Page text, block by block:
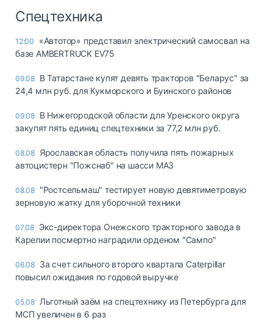
Спецтехника
12:00
«Автотор» представил электрический самосвал на
базе AMBERTRUCK EV75
09.08 В Татарстане купят девять тракторов "Беларус" за
24,4 млн руб. для Кукморского и Буинского районов
09.08 В Нижегородской области для Уренского округа
закупят пять единиц спецтехники за 77,2 млн руб.
08.08 Ярославская область получила пять пожарных
автоцистерн "Пожснаб" на шасси МАЗ
08.08 "Ростсельмаш" тестирует новую девятиметровую
зерновую жатку для уборочной техники
07.08 Экс-директора Онежского тракторного завода в
Карелии посмертно наградили орденом "Сампо"
06.08 За счет сильного второго квартала Caterpillar
повысил ожидания по годовой выручке
05.08 Льготный заём на спецтехнику из Петербурга для
МСП увеличен в 6 раз